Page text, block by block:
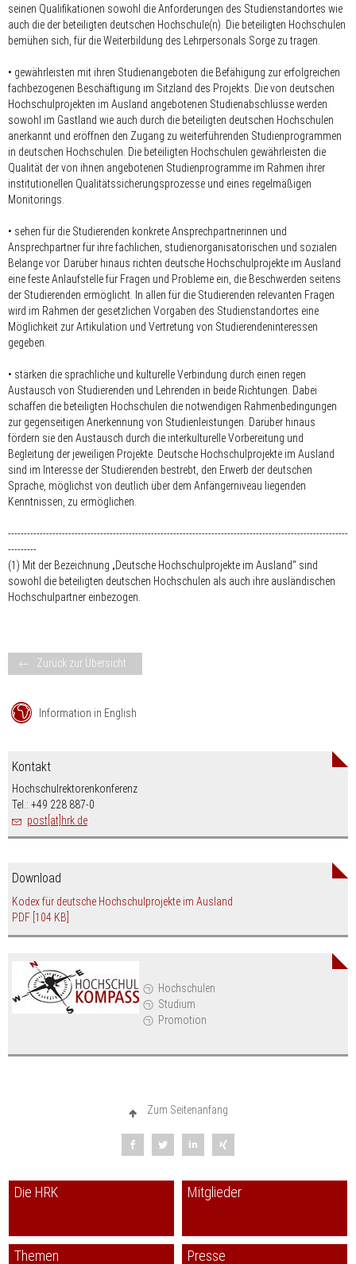
seinen Qualifikationen sowohl die Anforderungen des Studienstandortes wie
auch die der beteiligten deutschen Hochschule(n). Die beteiligten Hochschulen
bemühen sich, für die Weiterbildung des Lehrpersonals Sorge zu tragen.
• gewährleisten mit ihren Studienangeboten die Befähigung zur erfolgreichen
fachbezogenen Beschäftigung im Sitzland des Projekts. Die von deutschen
Hochschulprojekten im Ausland angebotenen Studienabschlüsse werden
sowohl im Gastland wie auch durch die beteiligten deutschen Hochschulen
anerkannt und eröffnen den Zugang zu weiterführenden Studienprogrammen
in deutschen Hochschulen. Die beteiligten Hochschulen gewährleisten die
Qualität der von ihnen angebotenen Studienprogramme im Rahmen ihrer
institutionellen Qualitätssicherungsprozesse und eines regelmäßigen
Monitorings.
• sehen für die Studierenden konkrete Ansprechpartnerinnen und
Ansprechpartner für ihre fachlichen, studienorganisatorischen und sozialen
Belange vor. Darüber hinaus richten deutsche Hochschulprojekte im Ausland
eine feste Anlaufstelle für Fragen und Probleme ein, die Beschwerden seitens
der Studierenden ermöglicht. In allen für die Studierenden relevanten Fragen
wird im Rahmen der gesetzlichen Vorgaben des Studienstandortes eine
Möglichkeit zur Artikulation und Vertretung von Studierendeninteressen
gegeben.
• stärken die sprachliche und kulturelle Verbindung durch einen regen
Austausch von Studierenden und Lehrenden in beide Richtungen. Dabei
schaffen die beteiligten Hochschulen die notwendigen Rahmenbedingungen
zur gegenseitigen Anerkennung von Studienleistungen. Darüber hinaus
fördern sie den Austausch durch die interkulturelle Vorbereitung und
Begleitung der jeweiligen Projekte. Deutsche Hochschulprojekte im Ausland
sind im Interesse der Studierenden bestrebt, den Erwerb der deutschen
Sprache, möglichst von deutlich über dem Anfängerniveau liegenden
Kenntnissen, zu ermöglichen.
-----------------------------------------------------------------------------------------------------------
---------
(1) Mit der Bezeichnung „Deutsche Hochschulprojekte im Ausland“ sind
sowohl die beteiligten deutschen Hochschulen als auch ihre ausländischen
Hochschulpartner einbezogen.
Zurück zur Übersicht
Hochschulen
Studium
Promotion
Information in English
Kontakt
Hochschulrektorenkonferenz
Tel.: +49 228 887-0
post[at]hrk.de
Download
Kodex für deutsche Hochschulprojekte im Ausland
PDF [104 KB]
Zum Seitenanfang
Die HRK Mitglieder
Themen Presse